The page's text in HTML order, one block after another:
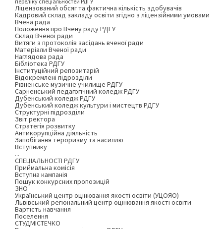
Ліцензований обсяг та фактична кількість здобувачів
Кадровий склад закладу освіти згідно з ліцензійними умовами
Вчена рада
Положення про Вчену раду РДГУ
Склад Вченої ради
Витяги з протоколів засідань вченої ради
Матеріали Вченої ради
Наглядова рада
Бібліотека РДГУ
Інституційний репозитарій
Відокремлені підрозділи
Рівненське музичне училище РДГУ
Сарненський педагогічний коледж РДГУ
Дубенський коледж РДГУ
Дубенський коледж культури і мистецтв РДГУ
Структурні підрозділи
Звіт ректора
Стратегія розвитку
Антикорупційна діяльність
Запобігання тероризму та насиллю
Вступнику
...
СПЕЦІАЛЬНОСТІ РДГУ
Приймальна комісія
Вступна кампанія
Пошук конкурсних пропозицій
ЗНО
Український центр оцінювання якості освіти (УЦОЯО)
Львівський регіональний центр оцінювання якості освіти
Вартість навчання
Поселення
СТУДМІСТЕЧКО